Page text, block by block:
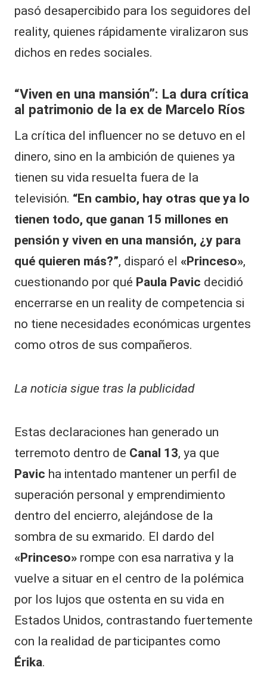
pasó desapercibido para los seguidores del
reality, quienes rápidamente viralizaron sus
dichos en redes sociales.
“Viven en una mansión”: La dura crítica
al patrimonio de la ex de Marcelo Ríos
La crítica del influencer no se detuvo en el
dinero, sino en la ambición de quienes ya
tienen su vida resuelta fuera de la
televisión. “En cambio, hay otras que ya lo
tienen todo, que ganan 15 millones en
pensión y viven en una mansión, ¿y para
qué quieren más?”, disparó el «Princeso»,
cuestionando por qué Paula Pavic decidió
encerrarse en un reality de competencia si
no tiene necesidades económicas urgentes
como otros de sus compañeros.
La noticia sigue tras la publicidad
Estas declaraciones han generado un
terremoto dentro de Canal 13, ya que
Pavic ha intentado mantener un perfil de
superación personal y emprendimiento
dentro del encierro, alejándose de la
sombra de su exmarido. El dardo del
«Princeso» rompe con esa narrativa y la
vuelve a situar en el centro de la polémica
por los lujos que ostenta en su vida en
Estados Unidos, contrastando fuertemente
con la realidad de participantes como
Érika.